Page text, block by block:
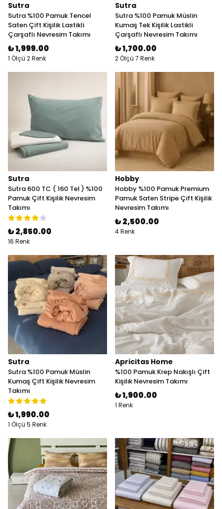
Sutra
Sutra %100 Pamuk Tencel
Saten Çift Kişilik Lastikli
Çarşaflı Nevresim Takımı
₺ 1,999.00
1 Ölçü 2 Renk
Sutra
Sutra %100 Pamuk Müslin
Kumaş Tek Kişilik Lastikli
Çarşaflı Nevresim Takımı
₺ 1,700.00
2 Ölçü 7 Renk
Sutra
Sutra 600 TC ( 160 Tel ) %100
Pamuk Çift Kişilik Nevresim
Takımı
₺ 2,850.00
16 Renk
Hobby
Hobby %100 Pamuk Premium
Pamuk Saten Stripe Çift Kişilik
Nevresim Takımı
₺ 2,500.00
4 Renk
Sutra
Sutra %100 Pamuk Müslin
Kumaş Çift Kişilik Nevresim
Takımı
₺ 1,990.00
1 Ölçü 5 Renk
Apricitas Home
%100 Pamuk Krep Nakışlı Çift
Kişilik Nevresim Takımı
₺ 1,900.00
1 Renk